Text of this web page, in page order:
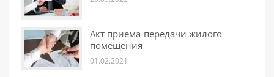
Акт приема-передачи жилого
помещения
01.02.2021